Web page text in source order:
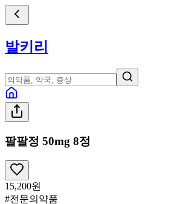
발키리
팔팔정 50mg 8정
15,200원
#전문의약품